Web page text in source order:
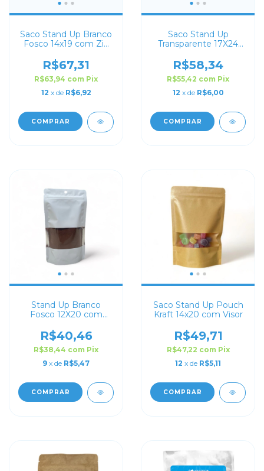
Saco Stand Up Branco
Fosco 14x19 com Zip
R$67,31
R$63,94 com Pix
12 x de R$6,92
COMPRAR
Saco Stand Up
Transparente 17X24
R$58,34
R$55,42 com Pix
12 x de R$6,00
COMPRAR
Stand Up Branco
Fosco 12X20 com
R$40,46
R$38,44 com Pix
9 x de R$5,47
COMPRAR
Saco Stand Up Pouch
Kraft 14x20 com Visor
R$49,71
R$47,22 com Pix
12 x de R$5,11
COMPRAR